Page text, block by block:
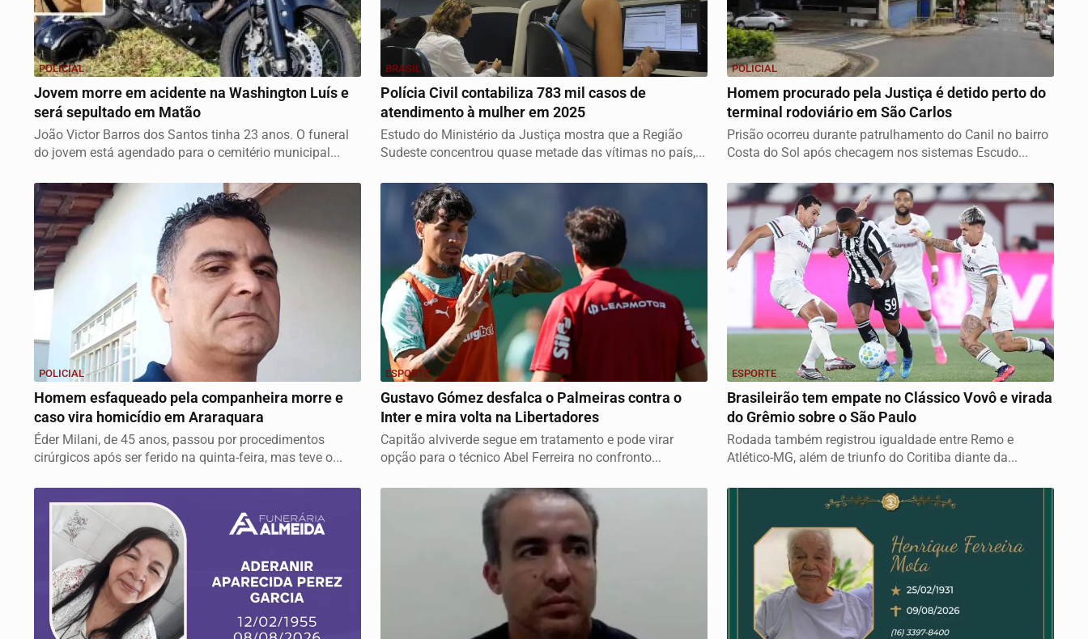
POLICIAL
Jovem morre em acidente na Washington Luís e
será sepultado em Matão
João Victor Barros dos Santos tinha 23 anos. O funeral
do jovem está agendado para o cemitério municipal...
BRASIL
Polícia Civil contabiliza 783 mil casos de
atendimento à mulher em 2025
Estudo do Ministério da Justiça mostra que a Região
Sudeste concentrou quase metade das vítimas no país,...
POLICIAL
Homem procurado pela Justiça é detido perto do
terminal rodoviário em São Carlos
Prisão ocorreu durante patrulhamento do Canil no bairro
Costa do Sol após checagem nos sistemas Escudo...
POLICIAL
Homem esfaqueado pela companheira morre e
caso vira homicídio em Araraquara
Éder Milani, de 45 anos, passou por procedimentos
cirúrgicos após ser ferido na quinta-feira, mas teve o...
ESPORTE
Gustavo Gómez desfalca o Palmeiras contra o
Inter e mira volta na Libertadores
Capitão alviverde segue em tratamento e pode virar
opção para o técnico Abel Ferreira no confronto...
ESPORTE
Brasileirão tem empate no Clássico Vovô e virada
do Grêmio sobre o São Paulo
Rodada também registrou igualdade entre Remo e
Atlético-MG, além de triunfo do Coritiba diante da...